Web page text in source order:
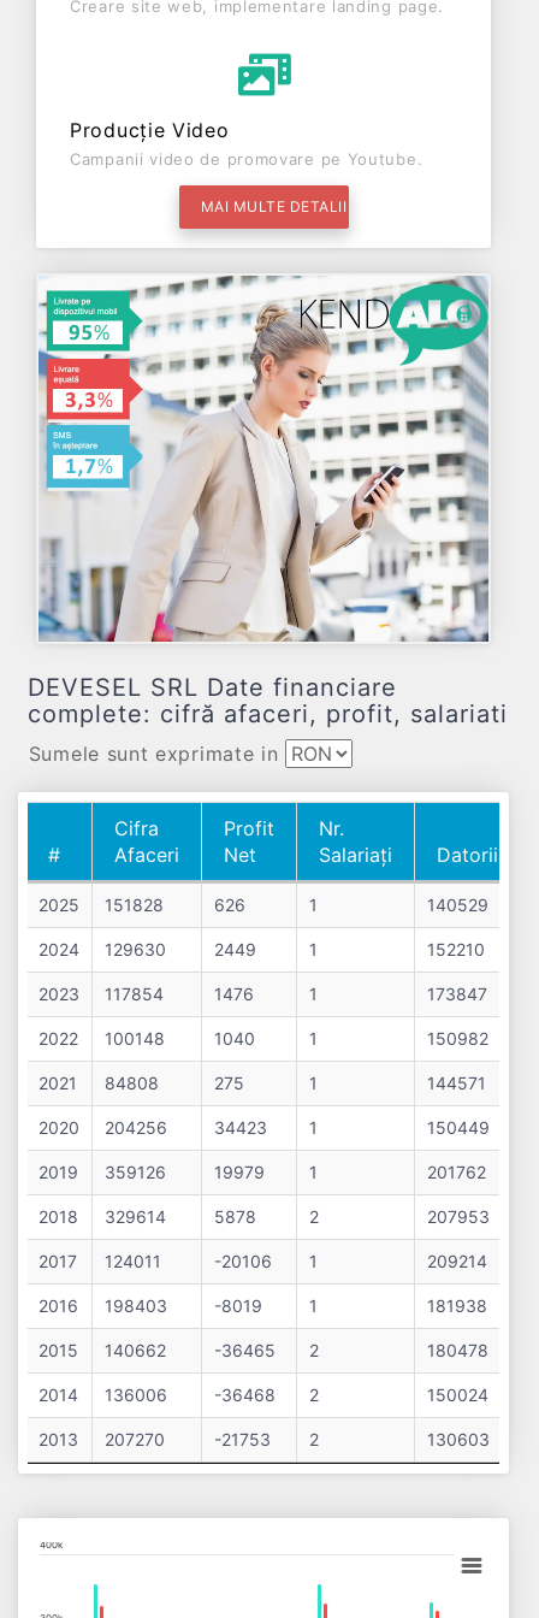
Creare site web, implementare landing page.
Producție Video
Campanii video de promovare pe Youtube.
MAI MULTE DETALII
DEVESEL SRL Date financiare
complete: cifră afaceri, profit, salariati
Sumele sunt exprimate in
#
Cifra
Afaceri
Profit
Net
Nr.
Salariați
Datorii
#
Cifra
Afaceri
Profit
Net
Salariați
Datorii
2025 151828 626 1 140529
2024 129630 2449 1 152210
2023 117854 1476 1 173847
2022 100148 1040 1 150982
2021 84808 275 1 144571
2020 204256 34423 1 150449
2019 359126 19979 1 201762
2018 329614 5878 2 207953
2017 124011 -20106 1 209214
2016 198403 -8019 1 181938
2015 140662 -36465 2 180478
2014 136006 -36468 2 150024
2013 207270 -21753 2 130603
Chart
Bar chart with 13 data series.
400k